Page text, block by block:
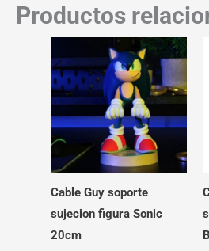
Productos
Cable Guy soporte
sujecion figura Sonic
20cm